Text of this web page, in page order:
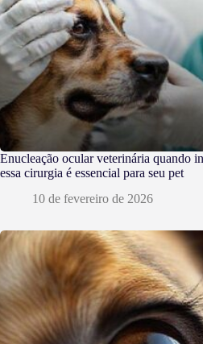
Enucleação ocular veterinária quando
essa cirurgia é essencial para seu pet
10 de fevereiro de 2026